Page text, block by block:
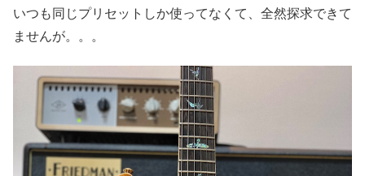
いつも同じプリセットしか使ってなくて、全然探求できて
ませんが。。。